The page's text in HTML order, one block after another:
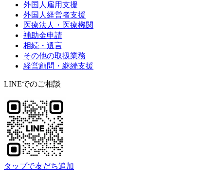
外国人雇用支援
外国人経営者支援
医療法人・医療機関
補助金申請
相続・遺言
その他の取扱業務
経営顧問・継続支援
LINEでのご相談
タップで友だち追加